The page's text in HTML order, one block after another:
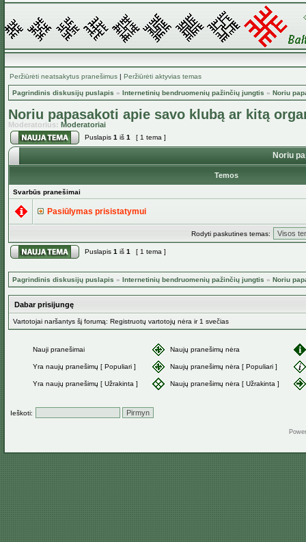
Peržiūrėti neatsakytus pranešimus | Peržiūrėti aktyvias temas
Pagrindinis diskusijų puslapis » Internetinių bendruomenių pažinčių jungtis » Noriu
Noriu papasakoti apie savo klubą ar kitą
Moderatorius: Moderatoriai
Puslapis 1 iš 1 [ 1 tema ]
Noriu
Temos
Svarbūs pranešimai
Pasiūlymas prisistatymui
Rodyti paskutines temas:
Puslapis 1 iš 1 [ 1 tema ]
Pagrindinis diskusijų puslapis » Internetinių bendruomenių pažinčių jungtis » Noriu
Dabar prisijungę
Vartotojai naršantys šį forumą: Registruotų vartotojų nėra ir 1 svečias
Nauji pranešimai Naujų pranešimų nėra
Yra naujų pranešimų [ Populiari ] Naujų pranešimų nėra [ Populiari ]
Yra naujų pranešimų [ Užrakinta ] Naujų pranešimų nėra [ Užrakinta ]
Ieškoti: